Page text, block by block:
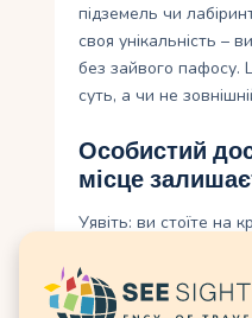
підземель чи
своя унікальність –
без зайвого пафосу.
суть, а чи не
Особистий
місце
Уявіть: ви стоїте
а вдалині видніється
доносить солоний